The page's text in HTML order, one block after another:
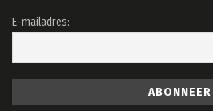
E-mailadres: